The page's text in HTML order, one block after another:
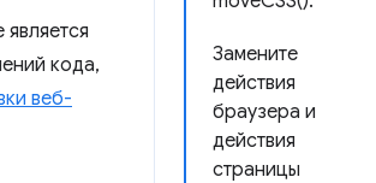
Замените
действия
браузера и
действия
страницы
кода,
веб-